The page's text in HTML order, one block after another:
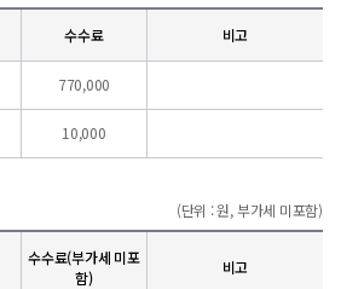
수수료 비고
770,000
10,000
(단위 : 원, 부가세 미포함)
수수료(부가세 미포
함)
비고